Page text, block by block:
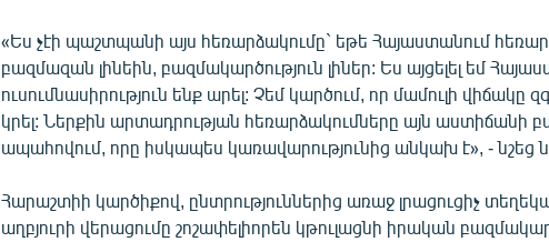
«Ես չէի պաշտպանի այս հեռարձակումը` եթե Հայաստանում
բազմազան լինեին, բազմակարծություն լիներ: Ես այցելել եմ
ուսումնասիրություն ենք արել: Չեմ կարծում, որ մամուլի վիճակը
կրել: Ներքին արտադրության հեռարձակումները այն աստիճանի
ապահովում, որը իսկապես կառավարությունից անկախ է», - նշեց
Հարաշտիի կարծիքով, ընտրություններից առաջ լրացուցիչ
աղբյուրի վերացումը շոշափելիորեն կթուլացնի իրական